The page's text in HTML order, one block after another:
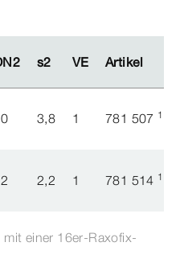
s2 VE Artikel
s2 VE Artikel
3,8 1 781 507 1)
2,2 1 781 514 1)
einer 16er-​Raxofix-​